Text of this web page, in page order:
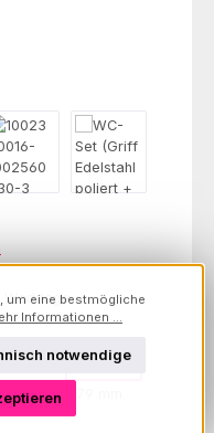
Werktage
67 mm
69 mm
77 mm
um eine bestmögliche
Informationen ...
notwendige